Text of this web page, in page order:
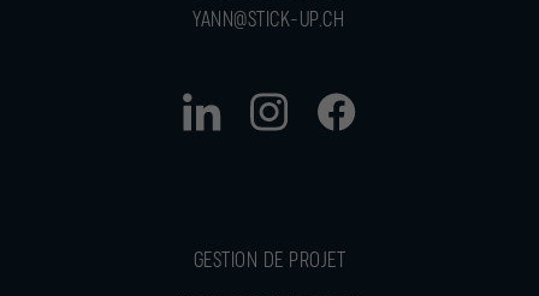
YANN@STICK-UP.CH
GESTION DE PROJET